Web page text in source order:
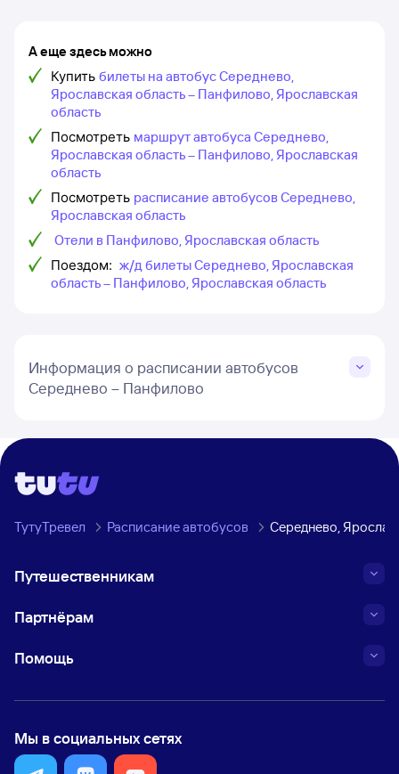
А еще здесь можно
Купить билеты на автобус Середнево,
Ярославская область – Панфилово, Ярославская
область
Посмотреть маршрут автобуса Середнево,
Ярославская область – Панфилово, Ярославская
область
Посмотреть расписание автобусов Середнево,
Ярославская область
Отели в Панфилово, Ярославская область
Поездом: ж/д билеты Середнево, Ярославская
область – Панфилово, Ярославская область
Информация о расписании автобусов
Середнево – Панфилово
ТутуТревел Расписание автобусов Середнево,
Путешественникам
Партнёрам
Помощь
Мы в социальных сетях